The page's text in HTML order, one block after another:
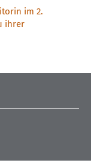
im 2.
ihrer